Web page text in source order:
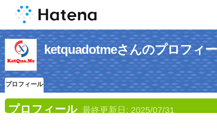
ketquadotmeさんのプロフィ
プロフィール
プロフィール 最終更新日: 2025/07/31